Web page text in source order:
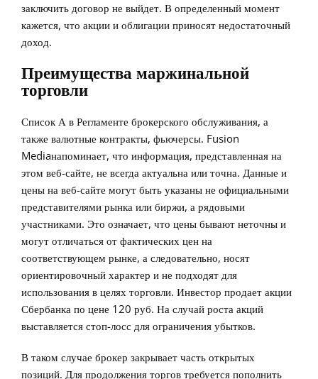
заключить договор не выйдет. В определенный момент
кажется, что акции и облигации приносят недостаточный
доход.
Преимущества маржинальной
торговли
Список А в Регламенте брокерского обслуживания, а
также валютные контракты, фьючерсы. Fusion
Mediaнапоминает, что информация, представленная на
этом веб-сайте, не всегда актуальна или точна. Данные и
цены на веб-сайте могут быть указаны не официальными
представителями рынка или биржи, а рядовыми
участниками. Это означает, что цены бывают неточны и
могут отличаться от фактических цен на
соответствующем рынке, а следовательно, носят
ориентировочный характер и не подходят для
использования в целях торговли. Инвестор продает акции
Сбербанка по цене 120 руб. На случай роста акций
выставляется стоп-лосс для ограничения убытков.
В таком случае брокер закрывает часть открытых
позиций. Для продолжения торгов требуется пополнить